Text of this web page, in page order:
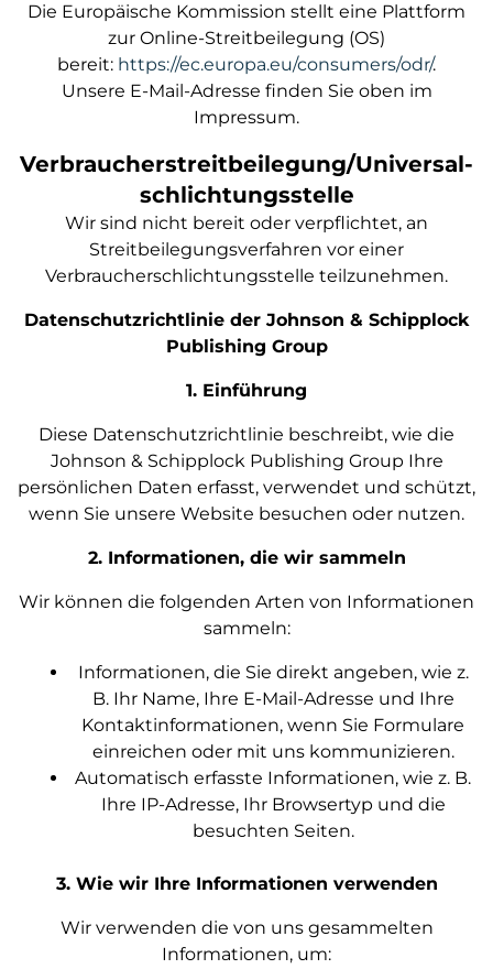
Die Europäische Kommission stellt eine Plattform
zur Online-Streitbeilegung (OS)
bereit: https://ec.europa.eu/consumers/odr/.
Unsere E-Mail-Adresse finden Sie oben im
Impressum.
Verbraucher­streit­beilegung/Universal­
schlichtungs­stelle
Wir sind nicht bereit oder verpflichtet, an
Streitbeilegungsverfahren vor einer
Verbraucherschlichtungsstelle teilzunehmen.
Datenschutzrichtlinie der Johnson & Schipplock
Publishing Group
1. Einführung
Diese Datenschutzrichtlinie beschreibt, wie die
Johnson & Schipplock Publishing Group Ihre
persönlichen Daten erfasst, verwendet und schützt,
wenn Sie unsere Website besuchen oder nutzen.
2. Informationen, die wir sammeln
Wir können die folgenden Arten von Informationen
sammeln:
Informationen, die Sie direkt angeben, wie z.
B. Ihr Name, Ihre E-Mail-Adresse und Ihre
Kontaktinformationen, wenn Sie Formulare
einreichen oder mit uns kommunizieren.
Automatisch erfasste Informationen, wie z. B.
Ihre IP-Adresse, Ihr Browsertyp und die
besuchten Seiten.
3. Wie wir Ihre Informationen verwenden
Wir verwenden die von uns gesammelten
Informationen, um: